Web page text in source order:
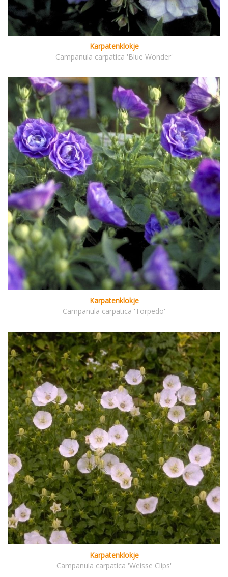
Karpatenklokje
Campanula carpatica 'Blue Wonder'
Karpatenklokje
Campanula carpatica 'Torpedo'
Karpatenklokje
Campanula carpatica 'Weisse Clips'